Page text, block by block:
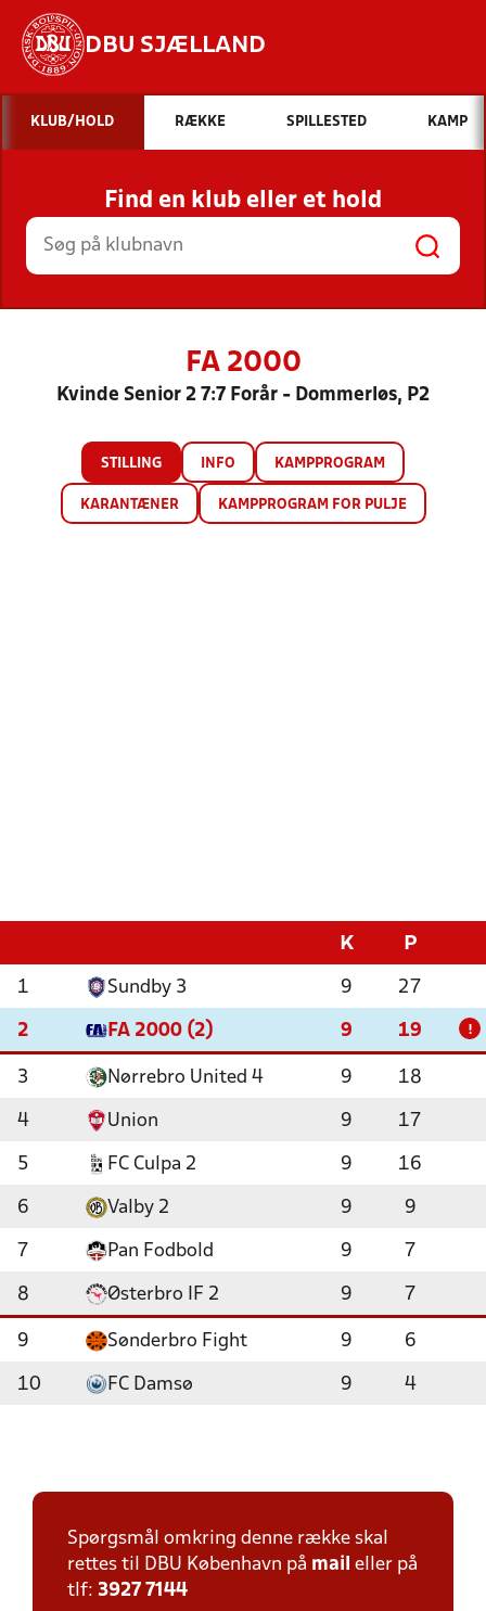
DBU SJÆLLAND
Hvad vil du søge efter?
INDHOLD OG NYHEDER
STILLINGER, RESULTATER, KLUBBER OG
HOLD
KLUB/HOLD RÆKKE SPILLESTED KAMP
Find en klub eller et hold
FA 2000
Kvinde Senior 2 7:7 Forår - Dommerløs, P2
STILLING INFO KAMPPROGRAM
KARANTÆNER KAMPPROGRAM FOR PULJE
K P
1 Sundby 3 9 27
2 FA 2000 (2) 9 19 !
3 Nørrebro United 4 9 18
4 Union 9 17
5 FC Culpa 2 9 16
6 Valby 2 9 9
7 Pan Fodbold 9 7
8 Østerbro IF 2 9 7
9 Sønderbro Fight 9 6
10 FC Damsø 9 4
Spørgsmål omkring denne række skal
rettes til DBU København på mail eller på
tlf: 3927 7144